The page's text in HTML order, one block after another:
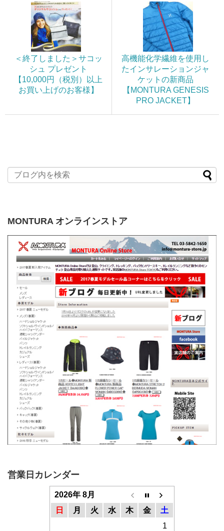
＜終了しました＞サコッ
シュ プレゼント
【10,000円（税別）以上
お買い上げのお客様】
高機能化学繊維を使用し
たインサレーションジャ
ケットの新商品
【MONTURA GENESIS
PRO JACKET】
MONTURA オンラインストア
営業日カレンダー
2026年 8月
日
月 火 水 木 金
土
1